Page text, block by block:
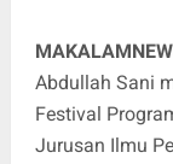
Abdullah Sani
Festival
Jurusan Ilmu